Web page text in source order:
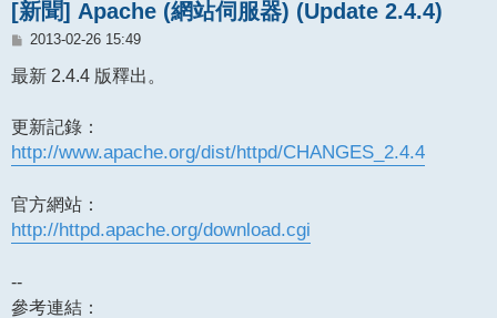
[新聞] Apache (網站伺服器) (Update 2.4.4)
文
2013-02-26 15:49
最新 2.4.4 版釋出。
更新記錄：
http://www.apache.org/dist/httpd/CHANGES_2.4.4
官方網站：
http://httpd.apache.org/download.cgi
--
參考連結：